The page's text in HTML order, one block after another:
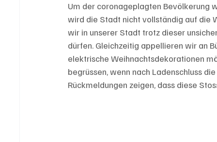
Um der coronageplagten Bevölkerung
wird die Stadt nicht vollständig auf die
wir in unserer Stadt trotz dieser
dürfen. Gleichzeitig appellieren wir an
elektri­sche Weihnachtsdekorationen
begrüssen, wenn nach Ladenschluss
Rückmeldungen zeigen, dass diese